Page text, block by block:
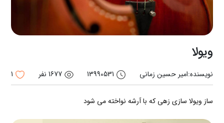
ویولا
نویسنده:امیر حسین زمانی 1677 نفر
ساز ویولا سازی زهی که با آرشه نواخته می شود